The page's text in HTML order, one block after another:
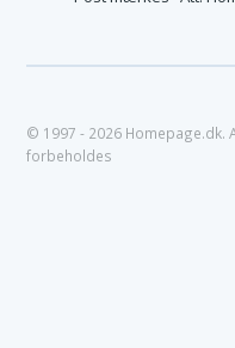
© 1997 - 2026 Homepage.dk.
forbeholdes